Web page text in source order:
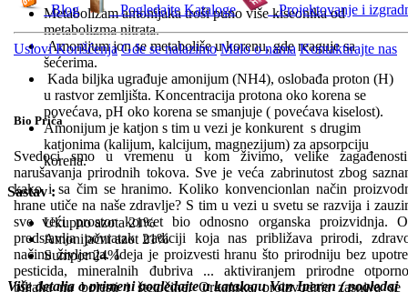
Blog Pogledajte Kataloge Projektovanje i
Uslovi Korišćenja Gde se nalazimo Malo o nama Kontaktirajte nas
Bio Priča
Svedoci smo u vremenu u kom živimo, velike
narušavanja prirodnih tokova. Sve je veća zabrinutost zbog
kako i sa čim se hranimo. Koliko konvencionlan način
hrane utiče na naše zdravlje? S tim u vezi u svetu se razvija i
sve veći prostor koncet bio odnosno organska proizvidnja.
predstavlja povratak tradiciji koja nas približava prirodi,
načinu življenja. Ideja je proizvesti hranu što prirodniju bez
pesticida, mineralnih đubriva ... aktiviranjem prirodne
biljaka na bolesti i štetočine. Organska proizvodnja zasniva se
Metabolizam amonijaka troši puno više kiseonika od
metabolizma nitrata.
Amonijum jon se metaboliše u korenu, gde reaguje sa
šećerima.
Kada biljka ugrađuje amonijum (NH4), oslobađa proton (H)
u rastvor zemljišta. Koncentracija protona oko korena se
povećava, pH oko korena se smanjuje ( povećava kiselost).
Amonijum je katjon s tim u vezi je konkurent s drugim
katjonima (kalijum, kalcijum, magnezijum) za apsorpciju
korena.
Sastav :
Ukupno azota 21%
Amonijačni azot 21%
Sumpor 24%
Više detalja o primeni pogledajte u katalogu Van Iperen ( pogledaj